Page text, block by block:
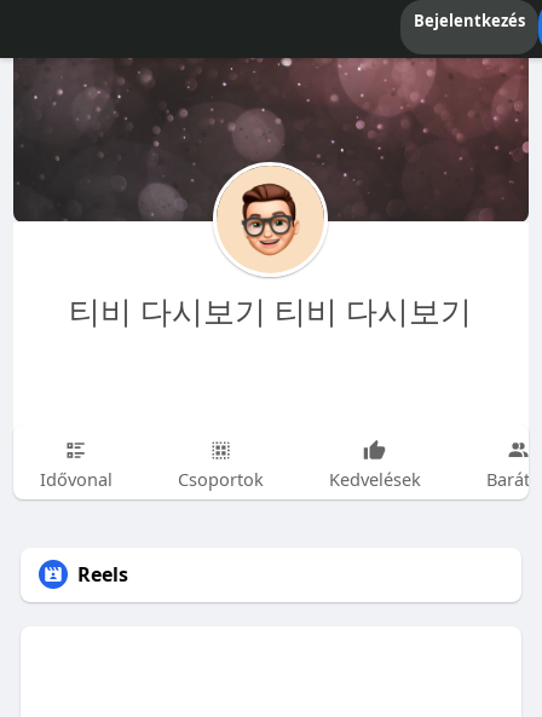
Bejelentkezés
티비 다시보기 티비 다시보기
Idővonal Csoportok Kedvelések
Reels